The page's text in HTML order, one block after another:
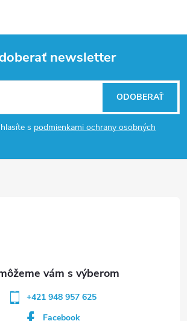
newsletter
s podmienkami ochrany osobných
ODOBERAŤ
+421 948 957 625
Facebook